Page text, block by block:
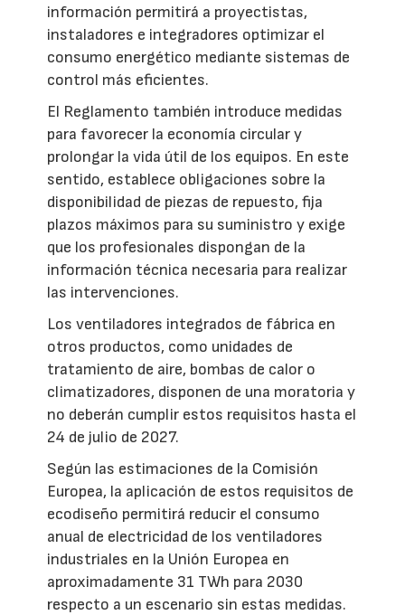
información permitirá a proyectistas,
instaladores e integradores optimizar el
consumo energético mediante sistemas de
control más eficientes.
El Reglamento también introduce medidas
para favorecer la economía circular y
prolongar la vida útil de los equipos. En este
sentido, establece obligaciones sobre la
disponibilidad de piezas de repuesto, fija
plazos máximos para su suministro y exige
que los profesionales dispongan de la
información técnica necesaria para realizar
las intervenciones.
Los ventiladores integrados de fábrica en
otros productos, como unidades de
tratamiento de aire, bombas de calor o
climatizadores, disponen de una moratoria y
no deberán cumplir estos requisitos hasta el
24 de julio de 2027.
Según las estimaciones de la Comisión
Europea, la aplicación de estos requisitos de
ecodiseño permitirá reducir el consumo
anual de electricidad de los ventiladores
industriales en la Unión Europea en
aproximadamente 31 TWh para 2030
respecto a un escenario sin estas medidas.